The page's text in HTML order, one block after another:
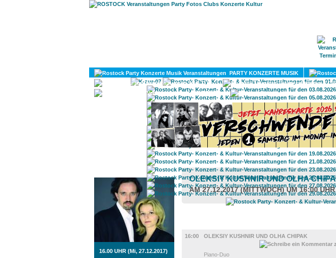
PARTY KONZERTE MUSIK
KULTUR
DIVERSES
ROSTOCK TAGESTIPP
16.00 UHR (Mi, 27.12.2017)
OLEKSIY KUSHNIR UND OLHA
AM 27.12.2017 (MITTWOCH) UM 16:00 UHR
16:00
OLEKSIY KUSHNIR UND OLHA CHIPAK
Piano-Duo